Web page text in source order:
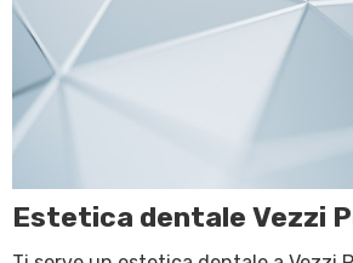
Estetica dentale Vezzi